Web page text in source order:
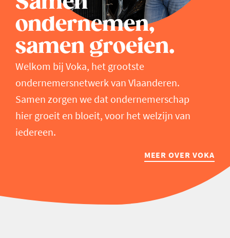
ondernemen,
samen groeien.
Welkom bij Voka, het grootste
ondernemersnetwerk van Vlaanderen.
Samen zorgen we dat ondernemerschap
hier groeit en bloeit, voor het welzijn van
iedereen.
MEER OVER VOKA